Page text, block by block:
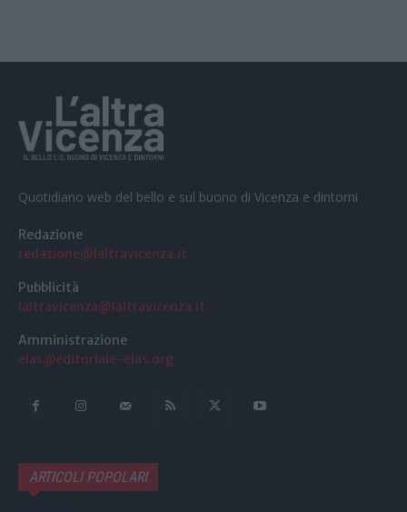
Quotidiano web del bello e sul buono di Vicenza e dintorni
Redazione
redazione@laltravicenza.it
Pubblicità
laltravicenza@laltravicenza.it
Amministrazione
elas@editoriale-elas.org
ARTICOLI POPOLARI